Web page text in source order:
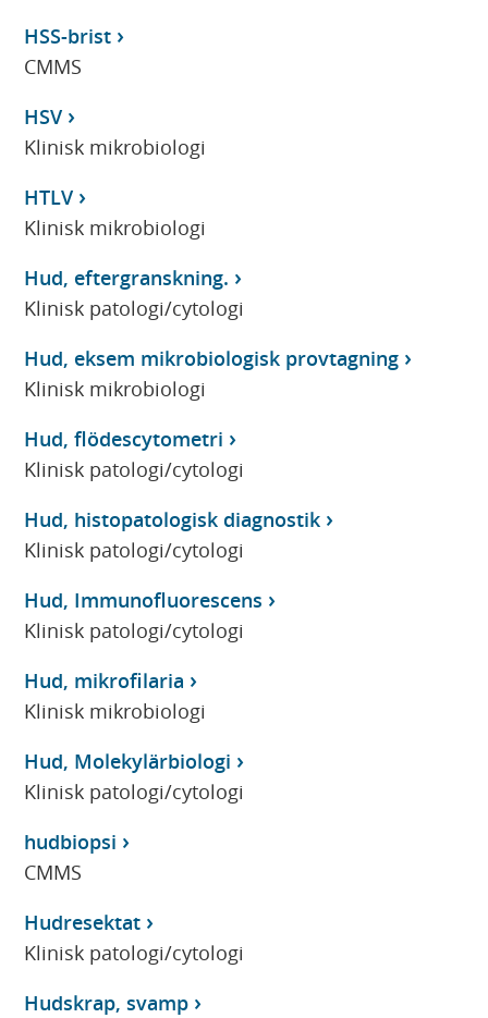
HSS-brist
CMMS
HSV
Klinisk mikrobiologi
HTLV
Klinisk mikrobiologi
Hud, eftergranskning.
Klinisk patologi/cytologi
Hud, eksem mikrobiologisk provtagning
Klinisk mikrobiologi
Hud, flödescytometri
Klinisk patologi/cytologi
Hud, histopatologisk diagnostik
Klinisk patologi/cytologi
Hud, Immunofluorescens
Klinisk patologi/cytologi
Hud, mikrofilaria
Klinisk mikrobiologi
Hud, Molekylärbiologi
Klinisk patologi/cytologi
hudbiopsi
CMMS
Hudresektat
Klinisk patologi/cytologi
Hudskrap, svamp